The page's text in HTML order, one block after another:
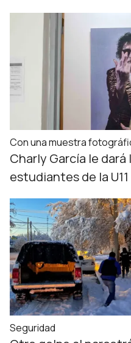
Con una muestra
Charly García le
estudiantes de la U11
Seguridad